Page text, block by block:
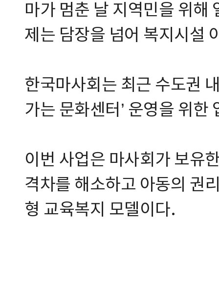
마가 멈춘 날 지역민을 위해
제는 담장을 넘어 복지시설
한국마사회는 최근 수도권
가는 문화센터’ 운영을 위한
이번 사업은 마사회가 보유
격차를 해소하고 아동의 권
형 교육복지 모델이다.